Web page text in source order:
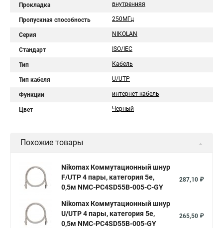
Прокладка внутренняя
Пропускная способность 250МГц
Серия NIKOLAN
Стандарт ISO/IEC
Тип Кабель
Тип кабеля U/UTP
Функции интернет кабель
Цвет Черный
Похожие товары
Nikomax Коммутационный шнур
F/UTP 4 пары, категория 5е,
0,5м NMC-PC4SD55B-005-C-GY
287,10 ₽
Nikomax Коммутационный шнур
U/UTP 4 пары, категория 5е,
0,5м NMC-PC4SD55B-005-GY
265,50 ₽